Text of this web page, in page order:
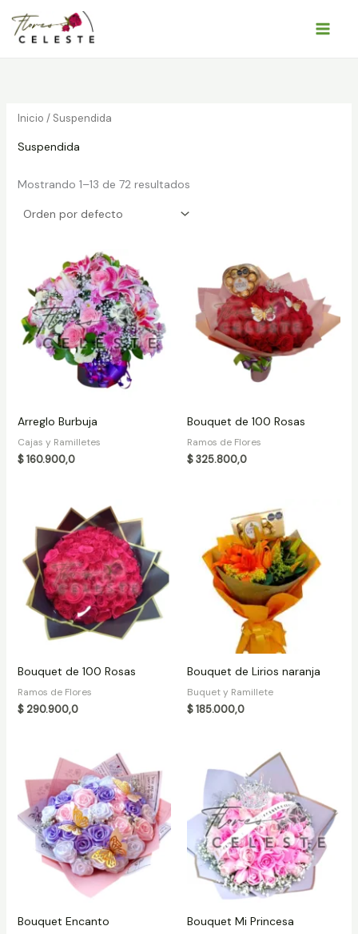
contenido
Inicio / Suspendida
Suspendida
Mostrando 1–13 de 72 resultados
Arreglo Burbuja
Cajas y Ramilletes
$160.900,0
Bouquet de 100 Rosas
Ramos de Flores
$325.800,0
Bouquet de 100 Rosas
Ramos de Flores
$290.900,0
Bouquet de Lirios naranja
Buquet y Ramillete
$185.000,0
Bouquet Encanto Bouquet Mi Princesa